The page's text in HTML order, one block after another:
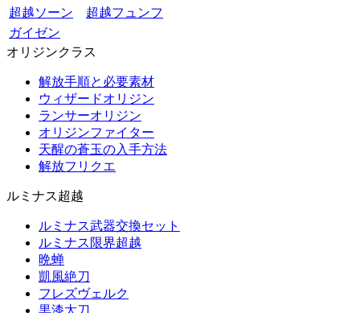
超越ソーン
超越フュンフ
ガイゼン
オリジンクラス
解放手順と必要素材
ウィザードオリジン
ランサーオリジン
オリジンファイター
天醒の蒼玉の入手方法
解放フリクエ
ルミナス超越
ルミナス武器交換セット
ルミナス限界超越
晩蝉
凱風絶刀
フレズヴェルク
黒漆太刀